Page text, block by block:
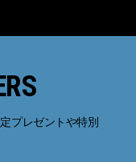
プレゼントや特別